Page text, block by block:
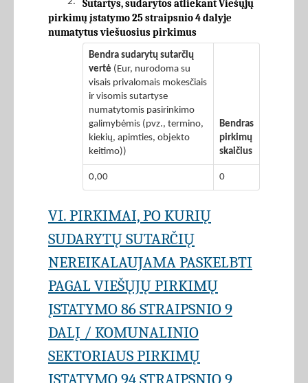
Sutartys, sudarytos atliekant Viešųjų
pirkimų įstatymo 25 straipsnio 4 dalyje
numatytus viešuosius pirkimus
Bendra sudarytų sutarčių
vertė (Eur, nurodoma su
visais privalomais mokesčiais
ir visomis sutartyse
numatytomis pasirinkimo
galimybėmis (pvz., termino,
kiekių, apimties, objekto
keitimo))
Bendras
pirkimų
skaičius
0,00 0
VI. PIRKIMAI, PO KURIŲ
SUDARYTŲ SUTARČIŲ
NEREIKALAUJAMA PASKELBTI
PAGAL VIEŠŲJŲ PIRKIMŲ
ĮSTATYMO 86 STRAIPSNIO 9
DALĮ / KOMUNALINIO
SEKTORIAUS PIRKIMŲ